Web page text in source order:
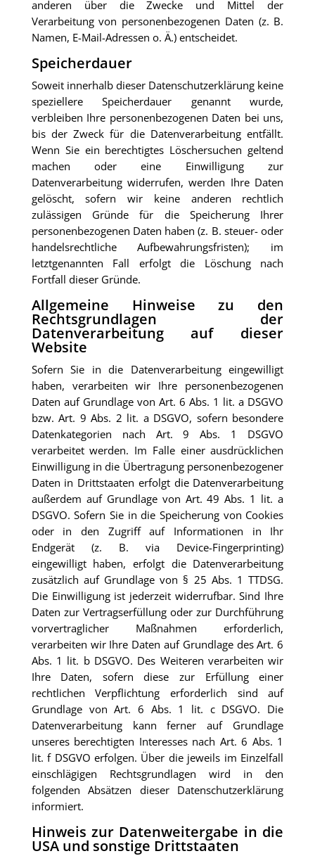
anderen über die Zwecke und Mittel der
Verarbeitung von personenbezogenen Daten (z. B.
Namen, E-Mail-Adressen o. Ä.) entscheidet.
Speicherdauer
Soweit innerhalb dieser Datenschutzerklärung keine
speziellere Speicherdauer genannt wurde,
verbleiben Ihre personenbezogenen Daten bei uns,
bis der Zweck für die Datenverarbeitung entfällt.
Wenn Sie ein berechtigtes Löschersuchen geltend
machen oder eine Einwilligung zur
Datenverarbeitung widerrufen, werden Ihre Daten
gelöscht, sofern wir keine anderen rechtlich
zulässigen Gründe für die Speicherung Ihrer
personenbezogenen Daten haben (z. B. steuer- oder
handelsrechtliche Aufbewahrungsfristen); im
letztgenannten Fall erfolgt die Löschung nach
Fortfall dieser Gründe.
Allgemeine Hinweise zu den
Rechtsgrundlagen der
Datenverarbeitung auf dieser
Website
Sofern Sie in die Datenverarbeitung eingewilligt
haben, verarbeiten wir Ihre personenbezogenen
Daten auf Grundlage von Art. 6 Abs. 1 lit. a DSGVO
bzw. Art. 9 Abs. 2 lit. a DSGVO, sofern besondere
Datenkategorien nach Art. 9 Abs. 1 DSGVO
verarbeitet werden. Im Falle einer ausdrücklichen
Einwilligung in die Übertragung personenbezogener
Daten in Drittstaaten erfolgt die Datenverarbeitung
außerdem auf Grundlage von Art. 49 Abs. 1 lit. a
DSGVO. Sofern Sie in die Speicherung von Cookies
oder in den Zugriff auf Informationen in Ihr
Endgerät (z. B. via Device-Fingerprinting)
eingewilligt haben, erfolgt die Datenverarbeitung
zusätzlich auf Grundlage von § 25 Abs. 1 TTDSG.
Die Einwilligung ist jederzeit widerrufbar. Sind Ihre
Daten zur Vertragserfüllung oder zur Durchführung
vorvertraglicher Maßnahmen erforderlich,
verarbeiten wir Ihre Daten auf Grundlage des Art. 6
Abs. 1 lit. b DSGVO. Des Weiteren verarbeiten wir
Ihre Daten, sofern diese zur Erfüllung einer
rechtlichen Verpflichtung erforderlich sind auf
Grundlage von Art. 6 Abs. 1 lit. c DSGVO. Die
Datenverarbeitung kann ferner auf Grundlage
unseres berechtigten Interesses nach Art. 6 Abs. 1
lit. f DSGVO erfolgen. Über die jeweils im Einzelfall
einschlägigen Rechtsgrundlagen wird in den
folgenden Absätzen dieser Datenschutzerklärung
informiert.
Hinweis zur Datenweitergabe in die
USA und sonstige Drittstaaten